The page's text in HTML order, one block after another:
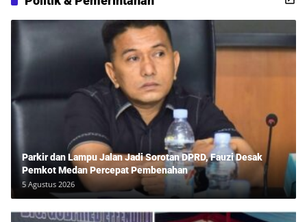
Parkir dan Lampu Jalan Jadi Sorotan DPRD, Fauzi Desak
Pemkot Medan Percepat Pembenahan
5 Agustus 2026